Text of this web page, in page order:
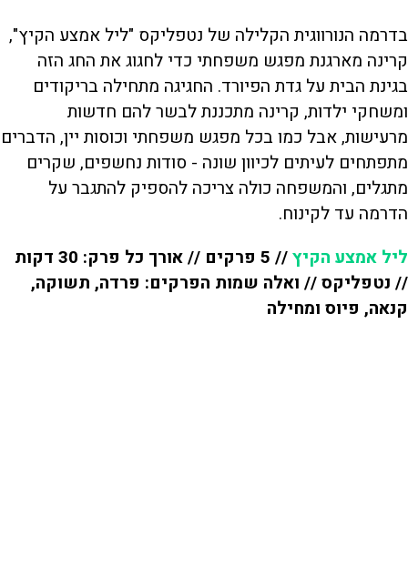
בדרמה הנורווגית הקלילה של נטפליקס "ליל אמצע הקיץ",
קרינה מארגנת מפגש משפחתי כדי לחגוג את החג הזה
בגינת הבית על גדת הפיורד. החגיגה מתחילה בריקודים
ומשחקי ילדות, קרינה מתכננת לבשר להם חדשות
מרעישות, אבל כמו בכל מפגש משפחתי וכוסות יין, הדברים
מתפתחים לעיתים לכיוון שונה - סודות נחשפים, שקרים
מתגלים, והמשפחה כולה צריכה להספיק להתגבר על
הדרמה עד לקינוח.
ליל אמצע הקיץ
// 5 פרקים // אורך כל פרק: 30 דקות
// נטפליקס // ואלה שמות הפרקים: פרדה, תשוקה,
קנאה, פיוס ומחילה